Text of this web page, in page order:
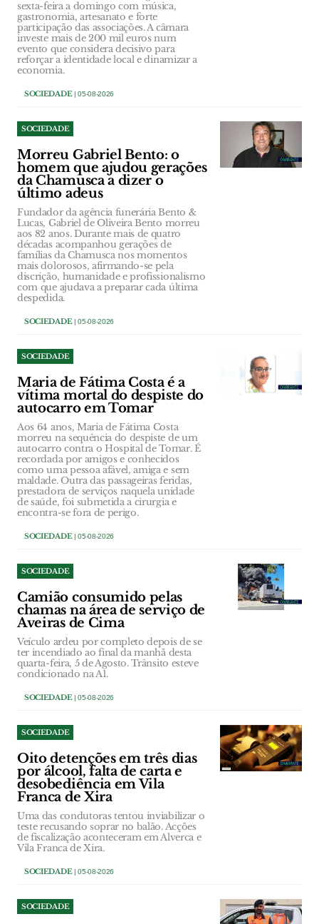
sexta-feira a domingo com música,
gastronomia, artesanato e forte
participação das associações. A câmara
investe mais de 200 mil euros num
evento que considera decisivo para
reforçar a identidade local e dinamizar a
economia.
SOCIEDADE| 05-08-2026
SOCIEDADE
Morreu Gabriel Bento: o
homem que ajudou gerações
da Chamusca a dizer o
último adeus
Fundador da agência funerária Bento &
Lucas, Gabriel de Oliveira Bento morreu
aos 82 anos. Durante mais de quatro
décadas acompanhou gerações de
famílias da Chamusca nos momentos
mais dolorosos, afirmando-se pela
discrição, humanidade e profissionalismo
com que ajudava a preparar cada última
despedida.
SOCIEDADE| 05-08-2026
SOCIEDADE
Maria de Fátima Costa é a
vítima mortal do despiste do
autocarro em Tomar
Aos 64 anos, Maria de Fátima Costa
morreu na sequência do despiste de um
autocarro contra o Hospital de Tomar. É
recordada por amigos e conhecidos
como uma pessoa afável, amiga e sem
maldade. Outra das passageiras feridas,
prestadora de serviços naquela unidade
de saúde, foi submetida a cirurgia e
encontra-se fora de perigo.
SOCIEDADE| 05-08-2026
SOCIEDADE
Camião consumido pelas
chamas na área de serviço de
Aveiras de Cima
Veículo ardeu por completo depois de se
ter incendiado ao final da manhã desta
quarta-feira, 5 de Agosto. Trânsito esteve
condicionado na A1.
SOCIEDADE| 05-08-2026
SOCIEDADE
Oito detenções em três dias
por álcool, falta de carta e
desobediência em Vila
Franca de Xira
Uma das condutoras tentou inviabilizar o
teste recusando soprar no balão. Acções
de fiscalização aconteceram em Alverca e
Vila Franca de Xira.
SOCIEDADE| 05-08-2026
SOCIEDADE